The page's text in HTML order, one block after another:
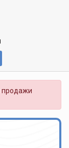
продажи